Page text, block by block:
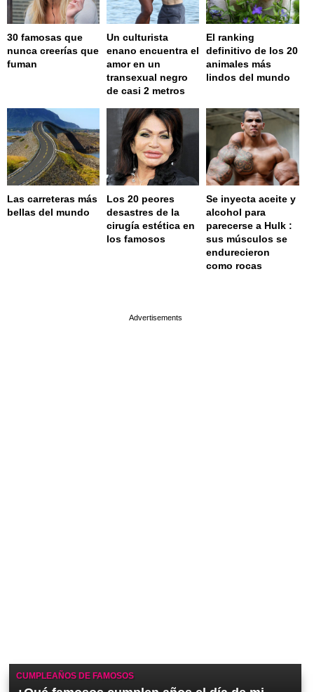
30 famosas que
nunca creerías que
fuman
Un culturista
enano encuentra el
amor en un
transexual negro
de casi 2 metros
El ranking
definitivo de los 20
animales más
lindos del mundo
Las carreteras más
bellas del mundo
Los 20 peores
desastres de la
cirugía estética en
los famosos
Se inyecta aceite y
alcohol para
parecerse a Hulk :
sus músculos se
endurecieron
como rocas
CUMPLEAÑOS DE FAMOSOS